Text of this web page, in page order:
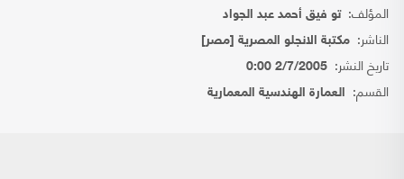
المؤلف:تو فيق أحمد عبد الجواد
الناشر: مكتبة الانجلو المصرية [مصر]
تاريخ النشر: 2/7/2005 0:00
القسم: العمارة الهندسية المعمارية